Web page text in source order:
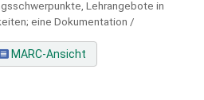
Lehrangebote in
eine Dokumentation /
MARC-Ansicht